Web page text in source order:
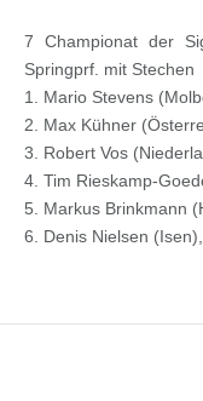
7 Championat der
Springprf. mit Stechen
1. Mario Stevens
2. Max Kühner
3. Robert Vos
4. Tim Rieskamp-
5. Markus Brinkmann
6. Denis Nielsen